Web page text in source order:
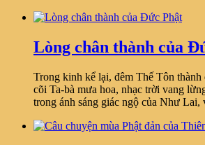
Lòng chân thành của
Trong kinh kể lại, đêm Thế Tôn
cõi Ta-bà mưa hoa, nhạc trời vang
trong ánh sáng giác ngộ của Như